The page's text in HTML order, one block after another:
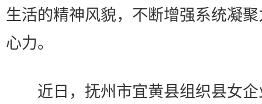
生活的精神风貌，不断增强系统凝
心力。
近日，抚州市宜黄县组织县女企